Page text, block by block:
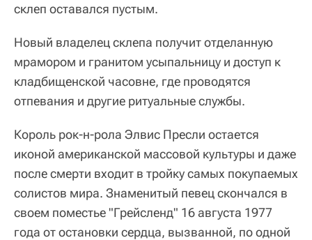
склеп оставался пустым.
Новый владелец склепа получит отделанную
мрамором и гранитом усыпальницу и доступ к
кладбищенской часовне, где проводятся
отпевания и другие ритуальные службы.
Король рок-н-рола Элвис Пресли остается
иконой американской массовой культуры и даже
после смерти входит в тройку самых покупаемых
солистов мира. Знаменитый певец скончался в
своем поместье "Грейсленд" 16 августа 1977
года от остановки сердца, вызванной, по одной